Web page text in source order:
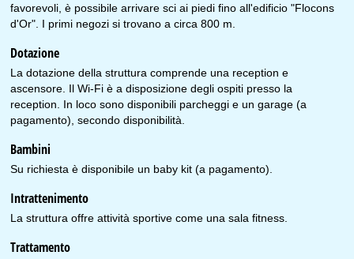
favorevoli, è possibile arrivare sci ai piedi fino all'edificio "Flocons
d'Or". I primi negozi si trovano a circa 800 m.
Dotazione
La dotazione della struttura comprende una reception e
ascensore. Il Wi-Fi è a disposizione degli ospiti presso la
reception. In loco sono disponibili parcheggi e un garage (a
pagamento), secondo disponibilità.
Bambini
Su richiesta è disponibile un baby kit (a pagamento).
Intrattenimento
La struttura offre attività sportive come una sala fitness.
Trattamento